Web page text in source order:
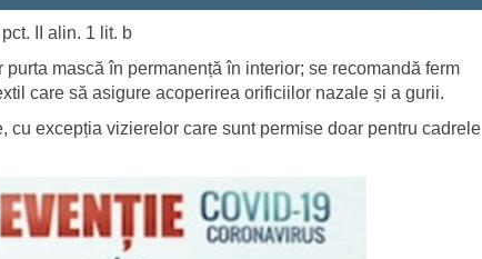
II alin. 1 lit. b
mască în permanență în interior; se recomandă ferm
care să asigure acoperirea orificiilor nazale și a gurii.
excepția vizierelor care sunt permise doar pentru cadrele